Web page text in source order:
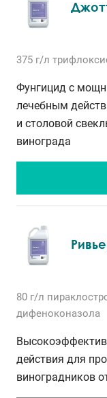
375 г/л
Фунгицид с
лечебным
и столовой
винограда
80 г/л
дифеноконазола
действия для
виноградников